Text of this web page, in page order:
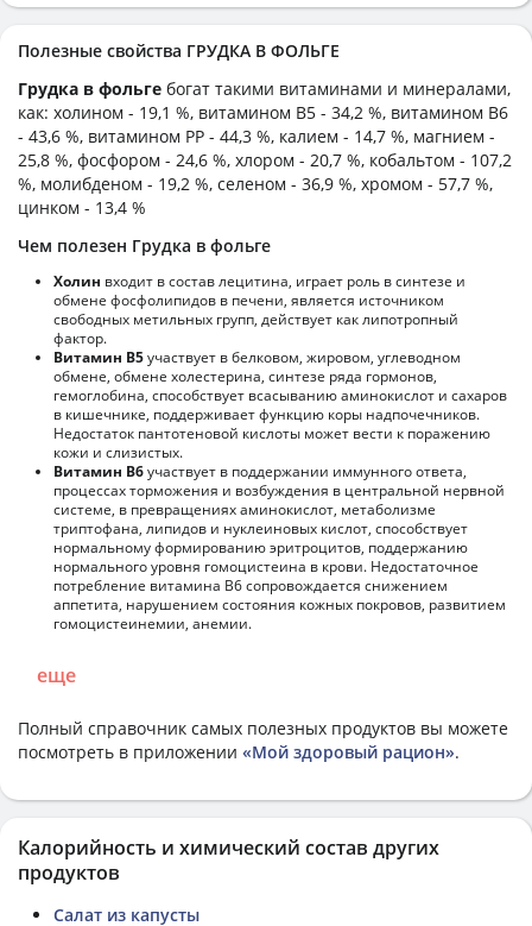
Полезные свойства ГРУДКА В ФОЛЬГЕ
Грудка в фольге богат такими витаминами и минералами,
как: холином - 19,1 %, витамином B5 - 34,2 %, витамином B6
- 43,6 %, витамином PP - 44,3 %, калием - 14,7 %, магнием -
25,8 %, фосфором - 24,6 %, хлором - 20,7 %, кобальтом - 107,2
%, молибденом - 19,2 %, селеном - 36,9 %, хромом - 57,7 %,
цинком - 13,4 %
Чем полезен Грудка в фольге
Холин входит в состав лецитина, играет роль в синтезе и
обмене фосфолипидов в печени, является источником
свободных метильных групп, действует как липотропный
фактор.
Витамин В5участвует в белковом, жировом, углеводном
обмене, обмене холестерина, синтезе ряда гормонов,
гемоглобина, способствует всасыванию аминокислот и сахаров
в кишечнике, поддерживает функцию коры надпочечников.
Недостаток пантотеновой кислоты может вести к поражению
кожи и слизистых.
Витамин В6участвует в поддержании иммунного ответа,
процессах торможения и возбуждения в центральной нервной
системе, в превращениях аминокислот, метаболизме
триптофана, липидов и нуклеиновых кислот, способствует
нормальному формированию эритроцитов, поддержанию
нормального уровня гомоцистеина в крови. Недостаточное
потребление витамина В6 сопровождается снижением
аппетита, нарушением состояния кожных покровов, развитием
гомоцистеинемии, анемии.
еще
Полный справочник самых полезных продуктов вы можете
посмотреть в приложении «Мой здоровый рацион».
Калорийность и химический состав других
продуктов
Салат из капусты